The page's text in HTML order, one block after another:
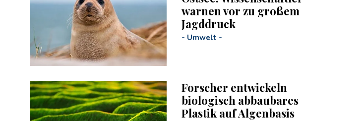
warnen vor zu großem
Jagddruck
- Umwelt -
Forscher entwickeln
biologisch abbaubares
Plastik auf Algenbasis